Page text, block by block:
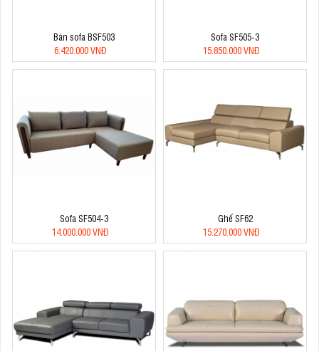
Bàn sofa BSF503
6.420.000 VNĐ
Sofa SF505-3
15.850.000 VNĐ
Sofa SF504-3
14.000.000 VNĐ
Ghế SF62
15.270.000 VNĐ